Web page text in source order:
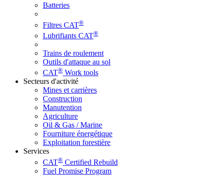
Batteries
Filtres CAT®
Lubrifiants CAT®
Trains de roulement
Outils d'attaque au sol
CAT® Work tools
Secteurs d'activité
Mines et carrières
Construction
Manutention
Agriculture
Oil & Gas / Marine
Fourniture énergétique
Exploitation forestière
Services
CAT® Certified Rebuild
Fuel Promise Program